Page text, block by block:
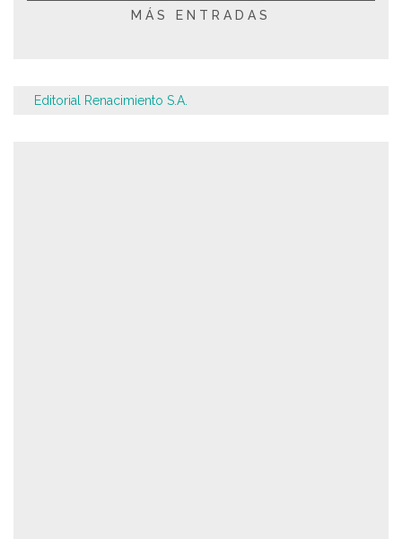
MÁS ENTRADAS
Editorial Renacimiento S.A.